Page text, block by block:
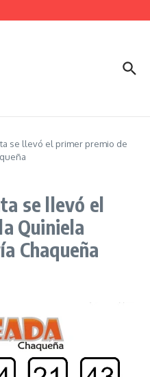
se llevó el primer premio de
se llevó el
Quiniela
Chaqueña